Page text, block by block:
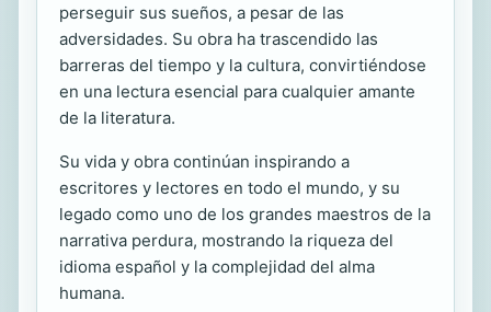
perseguir sus sueños, a pesar de las
adversidades. Su obra ha trascendido las
barreras del tiempo y la cultura, convirtiéndose
en una lectura esencial para cualquier amante
de la literatura.
Su vida y obra continúan inspirando a
escritores y lectores en todo el mundo, y su
legado como uno de los grandes maestros de la
narrativa perdura, mostrando la riqueza del
idioma español y la complejidad del alma
humana.